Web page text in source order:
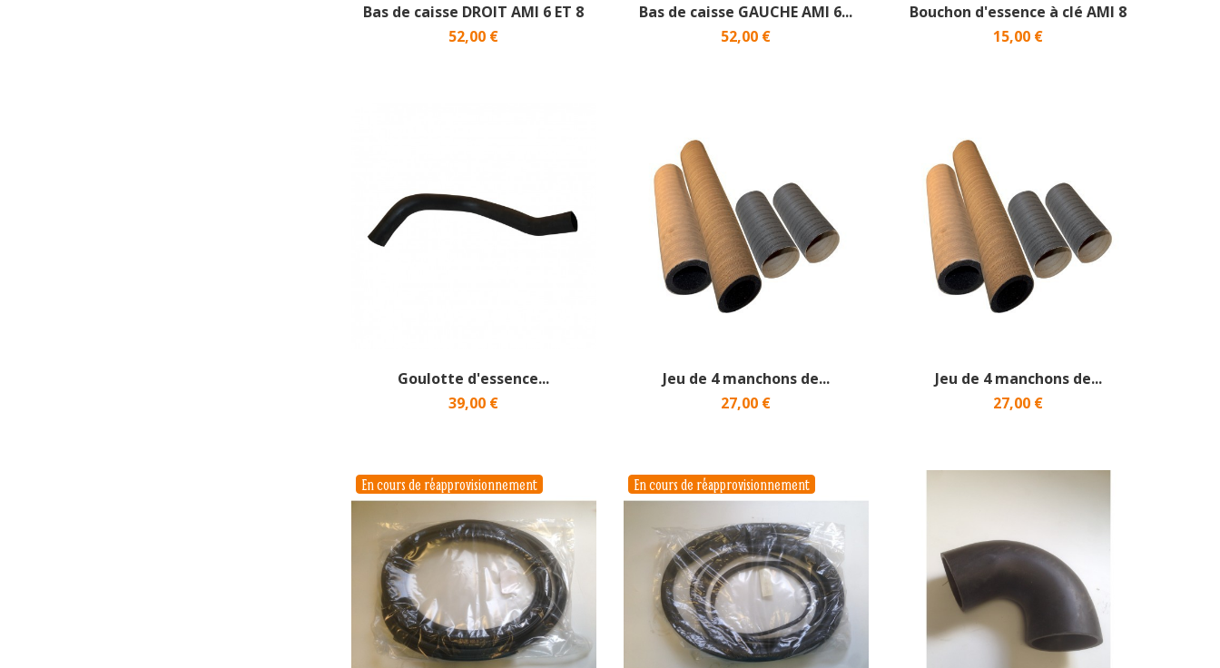
Bas de caisse DROIT AMI 6 ET 8
52,00 €
Bas de caisse GAUCHE AMI 6...
52,00 €
Bouchon d'essence à clé AMI 8
15,00 €
Goulotte d'essence...
39,00 €
Jeu de 4 manchons de...
27,00 €
Jeu de 4 manchons de...
27,00 €
En cours de réapprovisionnement En cours de réapprovisionnement